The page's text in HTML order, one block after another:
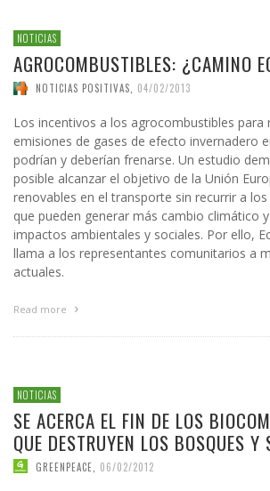
NOTICIAS
AGROCOMBUSTIBLES: ¿CAMINO
NOTICIAS POSITIVAS 04/02/2013
Los incentivos a los agrocombustibles para
emisiones de gases de efecto invernadero
podrían y deberían frenarse. Un estudio
posible alcanzar el objetivo de la Unión
renovables en el transporte sin recurrir a
que pueden generar más cambio climático
impactos ambientales y sociales. Por ello,
llama a los representantes comunitarios a
actuales.
Read more
NOTICIAS
SE ACERCA EL FIN DE LOS
QUE DESTRUYEN LOS BOSQUES Y
GREENPEACE 06/02/2012